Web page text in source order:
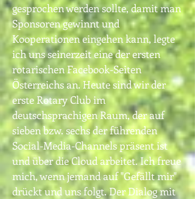
gesprochen werden sollte, damit man
Sponsoren gewinnt und
Kooperationen eingehen kann, legte
ich uns seinerzeit eine der ersten
rotarischen Facebook-Seiten
Österreichs an. Heutesind wir der
erste Rotary Club im
deutschsprachigen Raum, der auf
sieben bzw. sechs der führenden
Social-Media-Channels präsent ist
und über die Cloud arbeitet.Ichfreue
mich, wenn jemand auf "Gefällt mir"
drückt und uns folgt. Der Dialog mit